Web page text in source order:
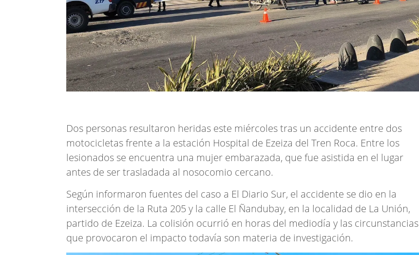
Dos personas resultaron heridas este miércoles tras un accidente entre dos
motocicletas frente a la estación Hospital de Ezeiza del Tren Roca. Entre los
lesionados se encuentra una mujer embarazada, que fue asistida en el lugar
antes de ser trasladada al nosocomio cercano.
Según informaron fuentes del caso a El Diario Sur, el accidente se dio en la
intersección de la Ruta 205 y la calle El Ñandubay, en la localidad de La Unión,
partido de Ezeiza. La colisión ocurrió en horas del mediodía y las circunstancias
que provocaron el impacto todavía son materia de investigación.